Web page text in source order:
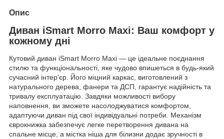
Опис
Диван iSmart Morro Maxi: Ваш комфорт у
кожному дні
Кутовий диван iSmart Morro Maxi — це ідеальне поєднання
стилю та функціональності, яке чудово впишеться в будь-який
сучасний інтер'єр. Його міцний каркас, виготовлений з
натурального дерева, фанери та ДСП, гарантує надійність та
тривалу експлуатацію. Завдяки можливості вибору
наповнення, ви зможете насолоджуватися комфортом,
адаптуючи диван під свої індивідуальні потреби. Механізм
єврокнижка забезпечує легке перетворення дивана на
спальне місце, а містка ніша для білизни додає зручності в